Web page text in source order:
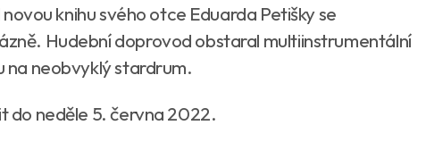
knihu svého otce Eduarda Petišky se
Hudební doprovod obstaral multiinstrumentální
na neobvyklý stardrum.
do neděle 5. června 2022.